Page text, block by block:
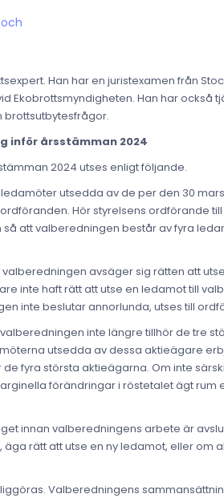
Han har en juristexamen från
Ekobrottsmyndigheten. Han har också
brottsutbytesfrågor.
inför årsstämman 2024
2024 utses enligt följande.
utsedda av de per den 30
Hör styrelsens ordförande
att valberedningen består av fyra
avsäger sig rätten att
inte haft rätt att utse en ledamot till
inte beslutar annorlunda, utses till
inte längre tillhör de tre
utsedda av dessa aktieägare
fyra största aktieägarna. Om inte
förändringar i röstetalet ägt rum
innan valberedningens arbete är
rätt att utse en ny ledamot, eller om
Valberedningens